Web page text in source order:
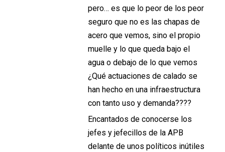
pero… es que lo peor de los peor
seguro que no es las chapas de
acero que vemos, sino el propio
muelle y lo que queda bajo el
agua o debajo de lo que vemos
¿Qué actuaciones de calado se
han hecho en una infraestructura
con tanto uso y demanda????
Encantados de conocerse los
jefes y jefecillos de la APB
delante de unos políticos inútiles